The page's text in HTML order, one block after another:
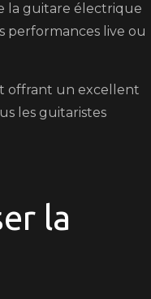
la guitare électrique
live ou
offrant un excellent
les guitaristes
la